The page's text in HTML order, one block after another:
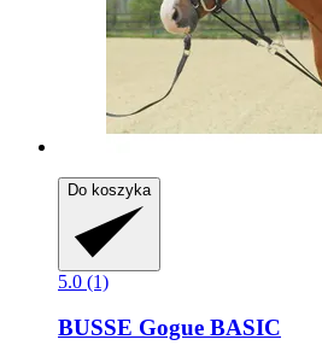
Do koszyka
5.0 (1)
BUSSE Gogue BASIC